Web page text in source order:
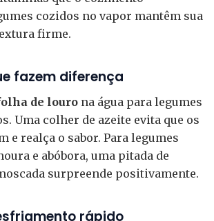
cozidos no vapor mantêm sua
firme.
fazem diferença
de louro na água para legumes
Uma colher de azeite evita que os
e realça o sabor. Para legumes
e abóbora, uma pitada de
surpreende positivamente.
rápido